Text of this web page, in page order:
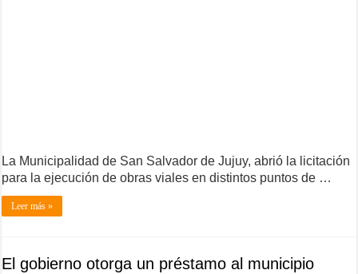
La Municipalidad de San Salvador de Jujuy, abrió la licitación
para la ejecución de obras viales en distintos puntos de …
Leer más »
El gobierno otorga un préstamo al municipio